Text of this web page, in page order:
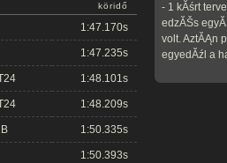
köridő
1:47.170s
1:47.235s
1:48.101s
1:48.209s
1:50.335s
1:50.393s
- 1 kĂśrt
edzĂŠs
volt. AztĂĄn
egyedĂźl a